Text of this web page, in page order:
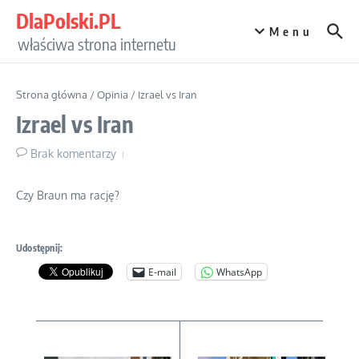
DlaPolski.PL
właściwa strona internetu
Menu
Strona główna /Opinia / Izrael vs Iran
Izrael vs Iran
Brak komentarzy
Czy Braun ma rację?
Udostępnij:
E-mail WhatsApp